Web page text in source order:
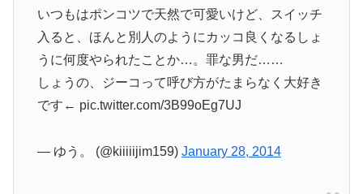
いつもはポンコツで天然で可愛いけど、スイッチ
入ると、ほんと別人のようにカッコ良くなるしょ
うに何度やられたことか…。罪な男だ……
しょうの、ジーコって呼び方がたまらなく大好き
です← pic.twitter.com/3B99oEg7UJ
— ゆう。 (@kiiiiijim159) January 28, 2014